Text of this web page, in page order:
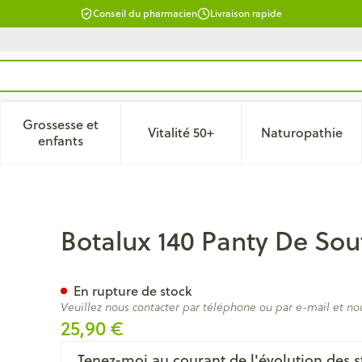
Conseil du pharmacien Livraison rapide
Beauté, soins et hygiène
menu pour la catégorie Régime, alimentation &
Grossesse et
enfantsAfficher le sous-menu pour la catégorie
Vitalité 50+Afficher le sous-menu pour la
Naturopathie
Afficher
Glace Opaque N4
Botalux 140 Panty De
25,90 €
En rupture de stock
Veuillez nous contacter par téléphone ou par e-mail et